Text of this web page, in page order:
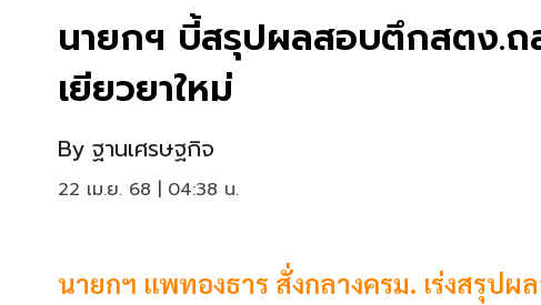
นายกฯ บี้สรุปผลสอบตึกสตง.
เยียวยาใหม่
By ฐานเศรษฐกิจ
22 เม.ย. 68 | 04:38 น.
นายกฯ แพทองธาร สั่งกลางครม. เร่งสรุป